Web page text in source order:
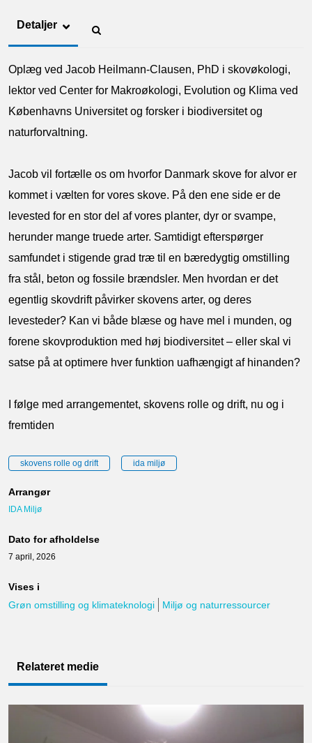
Detaljer
Oplæg ved Jacob Heilmann-Clausen, PhD i skovøkologi,
lektor ved Center for Makroøkologi, Evolution og Klima ved
Københavns Universitet og forsker i biodiversitet og
naturforvaltning.
Jacob vil fortælle os om hvorfor Danmark skove for alvor er
kommet i vælten for vores skove. På den ene side er de
levested for en stor del af vores planter, dyr or svampe,
herunder mange truede arter. Samtidigt efterspørger
samfundet i stigende grad træ til en bæredygtig omstilling
fra stål, beton og fossile brændsler. Men hvordan er det
egentlig skovdrift påvirker skovens arter, og deres
levesteder? Kan vi både blæse og have mel i munden, og
forene skovproduktion med høj biodiversitet – eller skal vi
satse på at optimere hver funktion uafhængigt af hinanden?
I følge med arrangementet, skovens rolle og drift, nu og i
fremtiden
skovens rolle og drift ida miljø
Arrangør
IDA Miljø
Dato for afholdelse
7 april, 2026
Vises i
Grøn omstilling og klimateknologi
Miljø og naturressourcer
Relateret medie